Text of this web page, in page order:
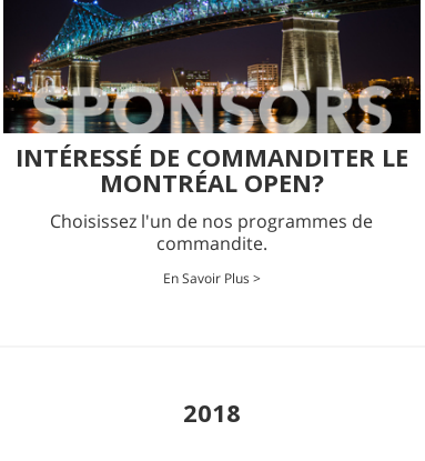
INTÉRESSÉ DE COMMANDITER LE
MONTRÉAL OPEN?
Choisissez l'un de nos programmes de
commandite.
En Savoir Plus >
2018